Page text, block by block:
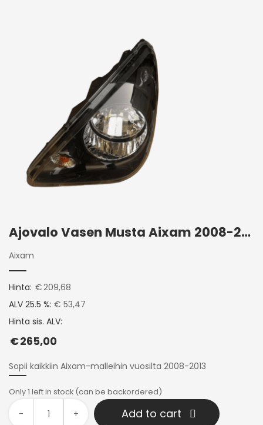
Ajovalo Vasen Musta Aixam 2008-2013
Aixam
Hinta: €209,68
ALV 25.5 %: € 53,47
Hinta sis. ALV:
€265,00
Sopii kaikkiin Aixam-malleihin vuosilta 2008-2013
Only 1 left in stock (can be backordered)
- + Add to cart